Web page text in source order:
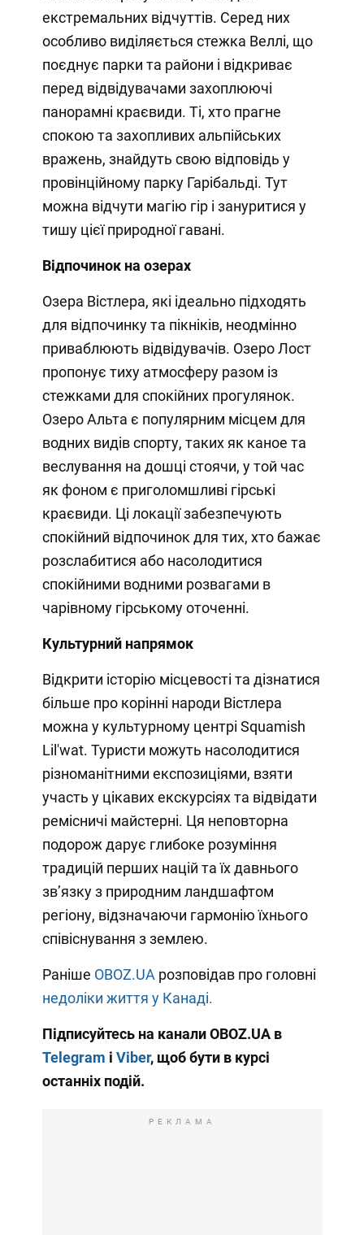
екстремальних відчуттів. Серед них
особливо виділяється стежка Веллі, що
поєднує парки та райони і відкриває
перед відвідувачами захоплюючі
панорамні краєвиди. Ті, хто прагне
спокою та захопливих альпійських
вражень, знайдуть свою відповідь у
провінційному парку Гарібальді. Тут
можна відчути магію гір і зануритися у
тишу цієї природної гавані.
Відпочинок на озерах
Озера Вістлера, які ідеально підходять
для відпочинку та пікніків, неодмінно
приваблюють відвідувачів. Озеро Лост
пропонує тиху атмосферу разом із
стежками для спокійних прогулянок.
Озеро Альта є популярним місцем для
водних видів спорту, таких як каное та
веслування на дошці стоячи, у той час
як фоном є приголомшливі гірські
краєвиди. Ці локації забезпечують
спокійний відпочинок для тих, хто бажає
розслабитися або насолодитися
спокійними водними розвагами в
чарівному гірському оточенні.
Культурний напрямок
Відкрити історію місцевості та дізнатися
більше про корінні народи Вістлера
можна у культурному центрі Squamish
Lil'wat. Туристи можуть насолодитися
різноманітними експозиціями, взяти
участь у цікавих екскурсіях та відвідати
ремісничі майстерні. Ця неповторна
подорож дарує глибоке розуміння
традицій перших націй та їх давнього
зв’язку з природним ландшафтом
регіону, відзначаючи гармонію їхнього
співіснування з землею.
Раніше OBOZ.UA розповідав про головні
недоліки життя у Канаді.
Підписуйтесь на канали OBOZ.UA в
Telegram і Viber, щоб бути в курсі
останніх подій.
РЕКЛАМА